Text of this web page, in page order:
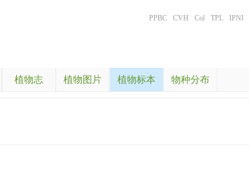
PPBC CVH Col TPL IPNI
植物志 植物图片 植物标本 物种分布